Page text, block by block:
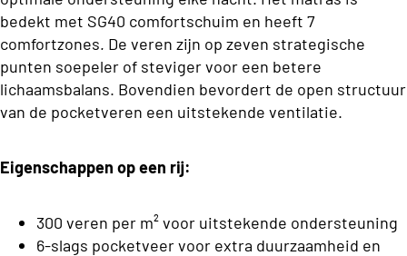
s
s
C
l
a
s
o
s
o
o
n
b
d
d
Boxsprings
bedekt met SG40 comfortschuim en heeft 7
comfortzones. De veren zijn op zeven strategische
punten soepeler of steviger voor een betere
lichaamsbalans. Bovendien bevordert de open structuur
van de pocketveren een uitstekende ventilatie.
Eigenschappen op een rij:
300 veren per m² voor uitstekende ondersteuning
6-slags pocketveer voor extra duurzaamheid en